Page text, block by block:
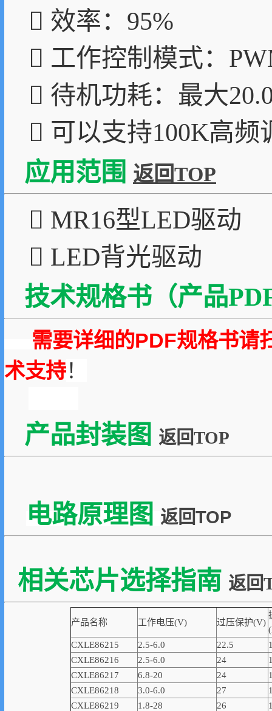
 效率：95%
 工作控制模式：
 待机功耗：最大
 可以支持100K高频
应用范围 返回TOP
 MR16型LED驱动
 LED背光驱动
技术规格书（产品
需要详细的PDF规格书请
术支持！
产品封装图 返回TOP
电路原理图 返回TOP
相关芯片选择指南 返回
产品名称 工作电压(V) 过压保护(V)
CXLE86215
2.5-6.0 22.5
CXLE86216
2.5-6.0 24
CXLE86217
6.8-20 24
CXLE86218
3.0-6.0 27
CXLE86219
1.8-28 26